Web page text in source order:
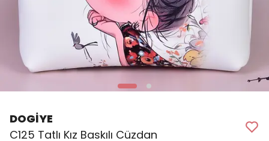
DOGİYE
C125 Tatlı Kız Baskılı Cüzdan